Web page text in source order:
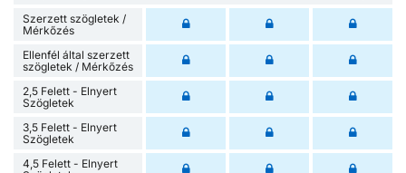
Szerzett szögletek /
Mérkőzés
Ellenfél által szerzett
szögletek / Mérkőzés
2,5 Felett - Elnyert
Szögletek
3,5 Felett - Elnyert
Szögletek
4,5 Felett - Elnyert